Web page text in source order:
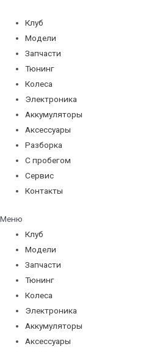
содержимому
Клуб
Модели
Запчасти
Тюнинг
Колеса
Электроника
Аккумуляторы
Аксессуары
Разборка
С пробегом
Сервис
Контакты
Меню
Клуб
Модели
Запчасти
Тюнинг
Колеса
Электроника
Аккумуляторы
Аксессуары